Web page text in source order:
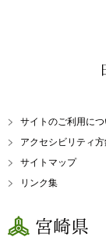
サイトのご利用につ
アクセシビリティ
サイトマップ
リンク集
宮崎県